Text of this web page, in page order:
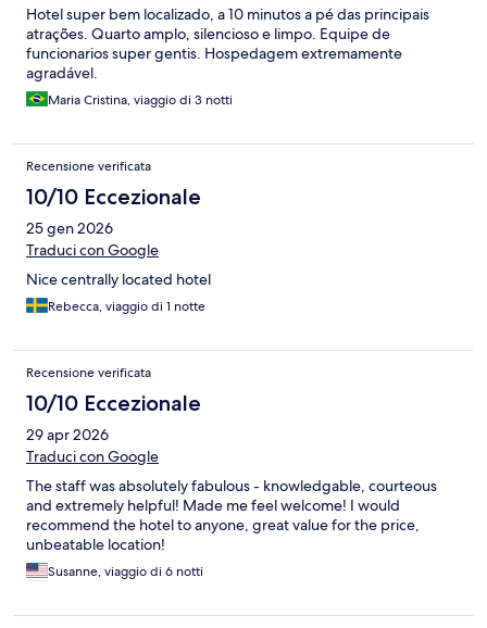
Hotel super bem localizado, a 10 minutos a pé das principais
atrações. Quarto amplo, silencioso e limpo. Equipe de
funcionarios super gentis. Hospedagem extremamente
agradável.
Maria Cristina, viaggio di 3 notti
Recensione verificata
10/10 Eccezionale
25 gen 2026
Traduci con Google
Nice centrally located hotel
Rebecca, viaggio di 1 notte
Recensione verificata
10/10 Eccezionale
29 apr 2026
Traduci con Google
The staff was absolutely fabulous - knowledgable, courteous
and extremely helpful! Made me feel welcome! I would
recommend the hotel to anyone, great value for the price,
unbeatable location!
Susanne, viaggio di 6 notti